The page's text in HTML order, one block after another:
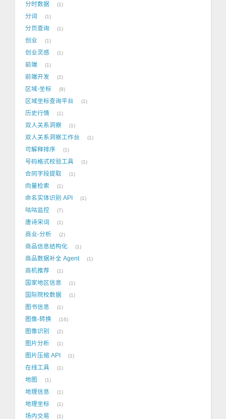
分时数据 1
分词 1
分页查询 1
创业 1
创业灵感 1
前端 1
前端开发 2
区域-坐标 9
区域坐标查询平台 1
历史行情 1
双人关系洞察 1
双人关系洞察工作台 1
可解释排序 1
号码格式校验工具 1
合同字段提取 1
向量检索 1
命名实体识别 API 1
咕咕监控 7
唐诗宋词 1
商业-分析 2
商品信息结构化 1
商品数据补全 Agent 1
商机推荐 1
国家地区信息 1
国际院校数据 1
图书信息 1
图像-转换 16
图像识别 2
图片分析 1
图片压缩 API 1
在线工具 1
地图 1
地理信息 1
地理坐标 1
场内交易 1